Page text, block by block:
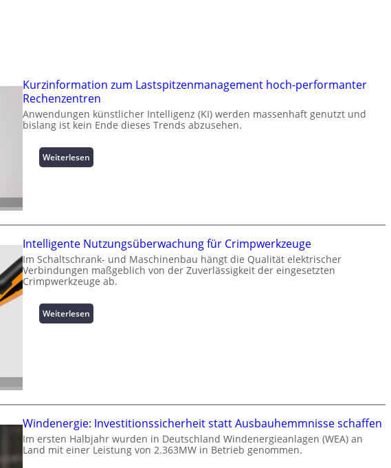
Kurzinformation zum Lastspitzenmanagement hoch-performanter
Rechenzentren
Anwendungen künstlicher Intelligenz (KI) werden massenhaft genutzt und
bislang ist kein Ende dieses Trends abzusehen.
Weiterlesen:
K
i
f
o
r
m
t
i
L
s
t
Intelligente Nutzungsüberwachung für Crimpwerkzeuge
Im Schaltschrank- und Maschinenbau hängt die Qualität elektrischer
Verbindungen maßgeblich von der Zuverlässigkeit der eingesetzten
Crimpwerkzeuge ab.
Weiterlesen:
I
i
e
n
Windenergie: Investitionssicherheit statt Ausbauhemmnisse schaffen
Im ersten Halbjahr wurden in Deutschland Windenergieanlagen (WEA) an
Land mit einer Leistung von 2.363MW in Betrieb genommen.